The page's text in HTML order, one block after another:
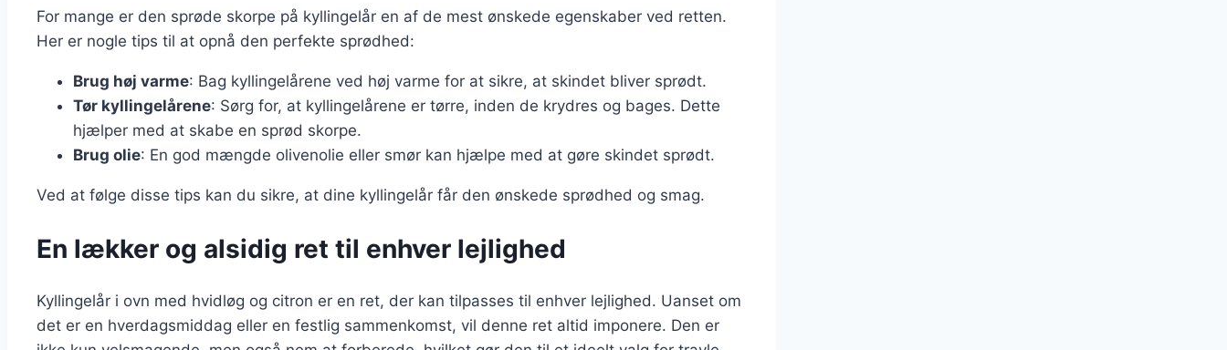
For mange er den sprøde skorpe på kyllingelår en af de mest ønskede egenskaber ved retten.
Her er nogle tips til at opnå den perfekte sprødhed:
Brug høj varme: Bag kyllingelårene ved høj varme for at sikre, at skindet bliver sprødt.
Tør kyllingelårene: Sørg for, at kyllingelårene er tørre, inden de krydres og bages. Dette
hjælper med at skabe en sprød skorpe.
Brug olie: En god mængde olivenolie eller smør kan hjælpe med at gøre skindet sprødt.
Ved at følge disse tips kan du sikre, at dine kyllingelår får den ønskede sprødhed og smag.
En lækker og alsidig ret til enhver lejlighed
Kyllingelår i ovn med hvidløg og citron er en ret, der kan tilpasses til enhver lejlighed. Uanset om
det er en hverdagsmiddag eller en festlig sammenkomst, vil denne ret altid imponere. Den er